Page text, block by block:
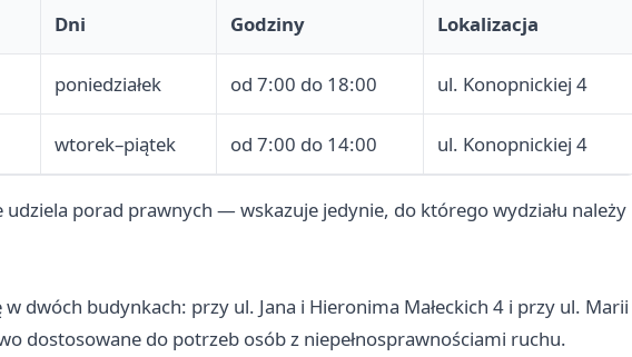
Dni Godziny Lokalizacja
poniedziałek od 7:00 do 18:00 ul. Konopnickiej 4
wtorek–piątek od 7:00 do 14:00 ul. Konopnickiej 4
udziela porad prawnych — wskazuje jedynie, do którego wydziału należy
w dwóch budynkach: przy ul. Jana i Hieronima Małeckich 4 i przy ul. Marii
dostosowane do potrzeb osób z niepełnosprawnościami ruchu.